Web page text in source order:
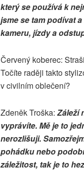
který se používá k
jsme se tam podívat
kameru, jízdy a
Červený koberec:
Točíte raději takto
v civilním oblečení?
Zdeněk Troška: Záleží
vyprávíte. Mě je to
nerozlišuji.
pohádku nebo
záležitost, tak je to